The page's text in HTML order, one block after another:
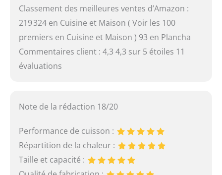
Classement des meilleures ventes d’Amazon :
219 324 en Cuisine et Maison ( Voir les 100
premiers en Cuisine et Maison ) 93 en Plancha
Commentaires client : 4,3 4,3 sur 5 étoiles 11
évaluations
Note de la rédaction 18/20
Performance de cuisson :
Répartition de la chaleur :
Taille et capacité :